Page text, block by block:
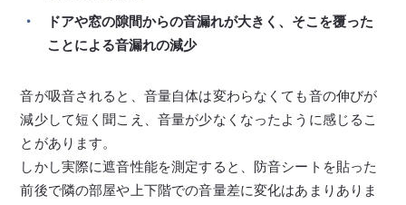
ドアや窓の隙間からの音漏れが大きく、そこを覆った
ことによる音漏れの減少
音が吸音されると、音量自体は変わらなくても音の伸びが
減少して短く聞こえ、音量が少なくなったように感じるこ
とがあります。
しかし実際に遮音性能を測定すると、防音シートを貼った
前後で隣の部屋や上下階での音量差に変化はあまりありま